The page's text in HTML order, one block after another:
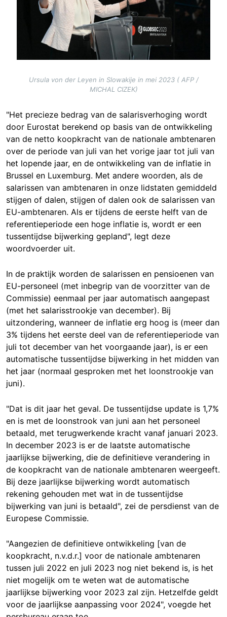
Ursula von der Leyen in Slowakije in mei 2023 ( AFP /
MICHAL CIZEK)
"Het precieze bedrag van de salarisverhoging wordt
door Eurostat berekend op basis van de ontwikkeling
van de netto koopkracht van de nationale ambtenaren
over de periode van juli van het vorige jaar tot juli van
het lopende jaar, en de ontwikkeling van de inflatie in
Brussel en Luxemburg. Met andere woorden, als de
salarissen van ambtenaren in onze lidstaten gemiddeld
stijgen of dalen, stijgen of dalen ook de salarissen van
EU-ambtenaren. Als er tijdens de eerste helft van de
referentieperiode een hoge inflatie is, wordt er een
tussentijdse bijwerking gepland", legt deze
woordvoerder uit.
In de praktijk worden de salarissen en pensioenen van
EU-personeel (met inbegrip van de voorzitter van de
Commissie) eenmaal per jaar automatisch aangepast
(met het salarisstrookje van december). Bij
uitzondering, wanneer de inflatie erg hoog is (meer dan
3% tijdens het eerste deel van de referentieperiode van
juli tot december van het voorgaande jaar), is er een
automatische tussentijdse bijwerking in het midden van
het jaar (normaal gesproken met het loonstrookje van
juni).
"Dat is dit jaar het geval. De tussentijdse update is 1,7%
en is met de loonstrook van juni aan het personeel
betaald, met terugwerkende kracht vanaf januari 2023.
In december 2023 is er de laatste automatische
jaarlijkse bijwerking, die de definitieve verandering in
de koopkracht van de nationale ambtenaren weergeeft.
Bij deze jaarlijkse bijwerking wordt automatisch
rekening gehouden met wat in de tussentijdse
bijwerking van juni is betaald", zei de persdienst van de
Europese Commissie.
"Aangezien de definitieve ontwikkeling [van de
koopkracht, n.v.d.r.] voor de nationale ambtenaren
tussen juli 2022 en juli 2023 nog niet bekend is, is het
niet mogelijk om te weten wat de automatische
jaarlijkse bijwerking voor 2023 zal zijn. Hetzelfde geldt
voor de jaarlijkse aanpassing voor 2024", voegde het